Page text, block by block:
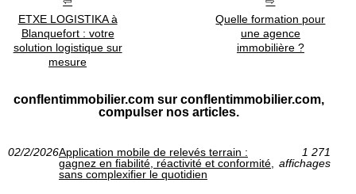
ETXE LOGISTIKA à
Blanquefort : votre
solution logistique sur
mesure
Quelle formation pour
une agence
immobilière ?
conflentimmobilier.com sur conflentimmobilier.com,
compulser nos articles.
02/2/2026Application mobile de relevés terrain :
gagnez en fiabilité, réactivité et conformité,
sans complexifier le quotidien
1 271
affichages